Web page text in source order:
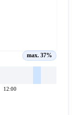
max. 37%
12:00